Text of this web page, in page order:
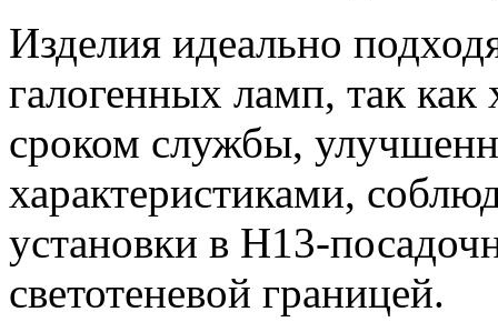
Изделия идеально
галогенных ламп, так
сроком службы,
характеристиками,
установки в Н13-
светотеневой границей.